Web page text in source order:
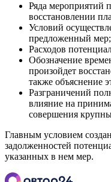
Ряда мероприятий
восстановлении
Условий
предложенный мер;
Расходов
Обозначение
произойдет
также объяснение
Разграничений
влияние на
совершения
Главным условием
задолженностей
указанных в нем мер.